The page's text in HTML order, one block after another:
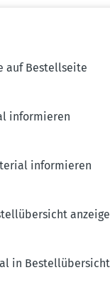
auf Bestell­seite
infor­mieren
infor­mieren
in